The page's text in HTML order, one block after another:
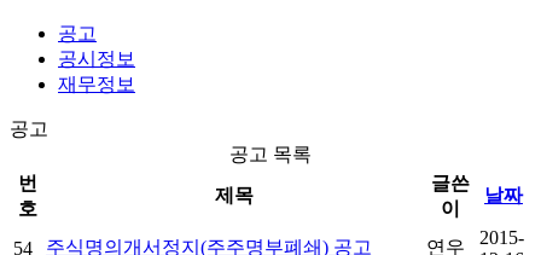
공고
공시정보
재무정보
공고
공고 목록
번
호
제목
글쓴
이
날짜
54 주식명의개서정지(주주명부폐쇄) 공고 연우
2015-